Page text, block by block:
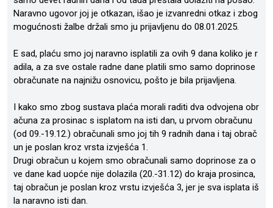
Naravno ugovor joj je otkazan, išao je izvanredni otkaz i zbog
mogućnosti žalbe držali smo ju prijavljenu do 08.01.2025.
E sad, plaću smo joj naravno isplatili za ovih 9 dana koliko je r
adila, a za sve ostale radne dane platili smo samo doprinose
obračunate na najnižu osnovicu, pošto je bila prijavljena.
I kako smo zbog sustava plaća morali raditi dva odvojena obr
ačuna za prosinac s isplatom na isti dan, u prvom obračunu
(od 09.-19.12.) obračunali smo joj tih 9 radnih dana i taj obrač
un je poslan kroz vrsta izvješća 1.
Drugi obračun u kojem smo obračunali samo doprinose za o
ve dane kad uopće nije dolazila (20.-31.12) do kraja prosinca,
taj obračun je poslan kroz vrstu izvješća 3, jer je sva isplata iš
la naravno isti dan.